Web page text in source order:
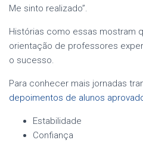
Me sinto realizado”.
Histórias como essas mostram
orientação de professores
o sucesso.
Para conhecer mais jornadas
depoimentos de alunos
Estabilidade
Confiança